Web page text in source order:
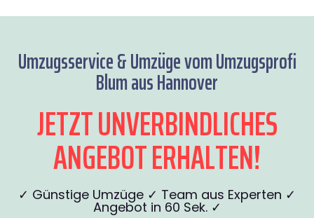
Umzugsservice & Umzüge vom Umzugsprofi
Blum aus Hannover
JETZT UNVERBINDLICHES
ANGEBOT ERHALTEN!
✓ Günstige Umzüge ✓ Team aus Experten ✓
Angebot in 60 Sek. ✓